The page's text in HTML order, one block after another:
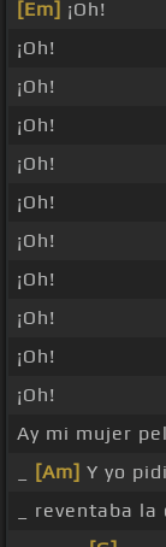
[Em] ¡Oh!
¡Oh!
¡Oh!
¡Oh!
¡Oh!
¡Oh!
¡Oh!
¡Oh!
¡Oh!
¡Oh!
¡Oh!
Ay mi mujer
[Am] Y yo
_ reventaba la